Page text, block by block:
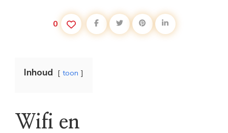
0
Inhoud toon
Wifi en